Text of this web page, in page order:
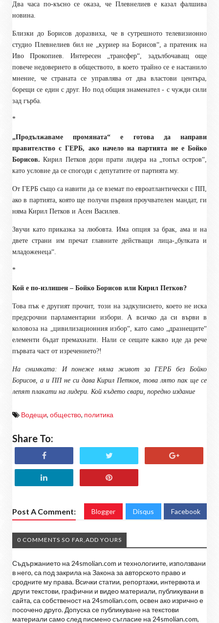
Два часа по-късно се оказа, че Плевнелиев е казал фалшива
новина.
Близки до Борисов доразвиха, че в сутрешното телевизионно
студио Плевнелиев бил не „куриер на Борисов“, а пратеник на
Иво Прокопиев. Интересен „трансфер“, задълбочаващ още
повече недоверието в обществото, в което трайно се е настанило
мнение, че страната се управлява от два властови центъра,
борещи се един с друг. Но под общия знаменател - с чужди сили
зад гърба.
*
„Продължаваме промяната“ е готова да направи
правителство с ГЕРБ, ако начело на партията не е Бойко
Борисов. Кирил Петков дори прати лидера на „топъл остров“,
като условие да се спогоди с депутатите от партията му.
От ГЕРБ също са навити да се вземат по евроатлантически с ПП,
ако в партията, която ще получи първия проучвателен мандат, ги
няма Кирил Петков и Асен Василев.
Звучи като приказка за любовта. Има опция за брак, ама и на
двете страни им пречат главните действащи лица-„булката и
младоженеца“.
*
Кой е по-излишен – Бойко Борисов или Кирил Петков?
Това пък е другият прочит, този на задкулисието, което не иска
предсрочни парламентарни избори. А всичко да си върви в
коловоза на „цивилизационния избор“, като само „дразнещите“
елементи бъдат премахнати. Нали се сещате какво иде да рече
първата част от изречението?!
На снимката: И понеже няма живот за ГЕРБ без Бойко
Борисов, а и ПП не си дава Кирил Петков, това лято пак ще се
лепят плакати на лидери. Кой където свари, поредно издание
Водещи, общество, политика
Share To:
Post A Comment: Blogger Disqus Facebook
0 COMMENTS SO FAR,ADD YOURS
Съдържанието на 24smolian.com и технологиите, използвани
в него, са под закрила на Закона за авторското право и
сродните му права. Всички статии, репортажи, интервюта и
други текстови, графични и видео материали, публикувани в
сайта, са собственост на 24smolian.com, освен ако изрично е
посочено друго. Допуска се публикуване на текстови
материали само след писмено съгласие на 24smolian.com,